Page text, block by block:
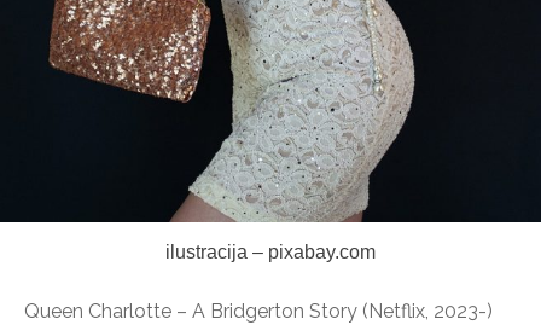
ilustracija – pixabay.com
Queen Charlotte – A Bridgerton Story (Netflix, 2023-)